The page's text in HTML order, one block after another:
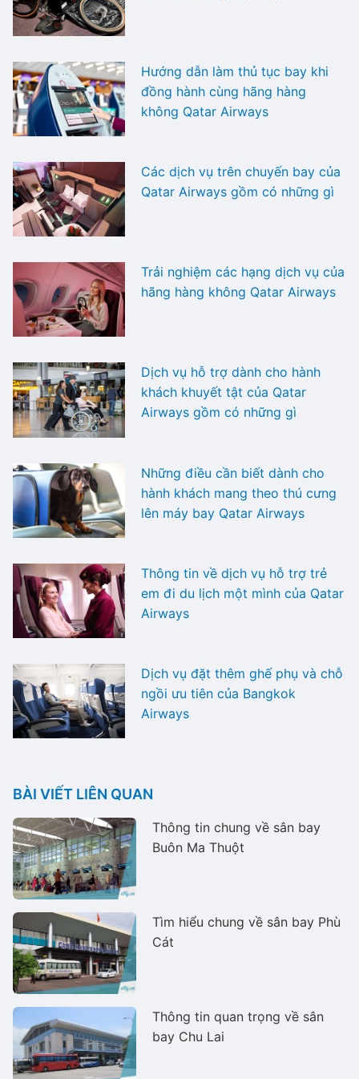
Hướng dẫn làm thủ tục bay khi
đồng hành cùng hãng hàng
không Qatar Airways
Các dịch vụ trên chuyến bay của
Qatar Airways gồm có những gì
Trải nghiệm các hạng dịch vụ của
hãng hàng không Qatar Airways
Dịch vụ hỗ trợ dành cho hành
khách khuyết tật của Qatar
Airways gồm có những gì
Những điều cần biết dành cho
hành khách mang theo thú cưng
lên máy bay Qatar Airways
Thông tin về dịch vụ hỗ trợ trẻ
em đi du lịch một mình của Qatar
Airways
Dịch vụ đặt thêm ghế phụ và chỗ
ngồi ưu tiên của Bangkok
Airways
BÀI VIẾT LIÊN QUAN
Thông tin chung về sân bay
Buôn Ma Thuột
Tìm hiểu chung về sân bay Phù
Cát
Thông tin quan trọng về sân
bay Chu Lai